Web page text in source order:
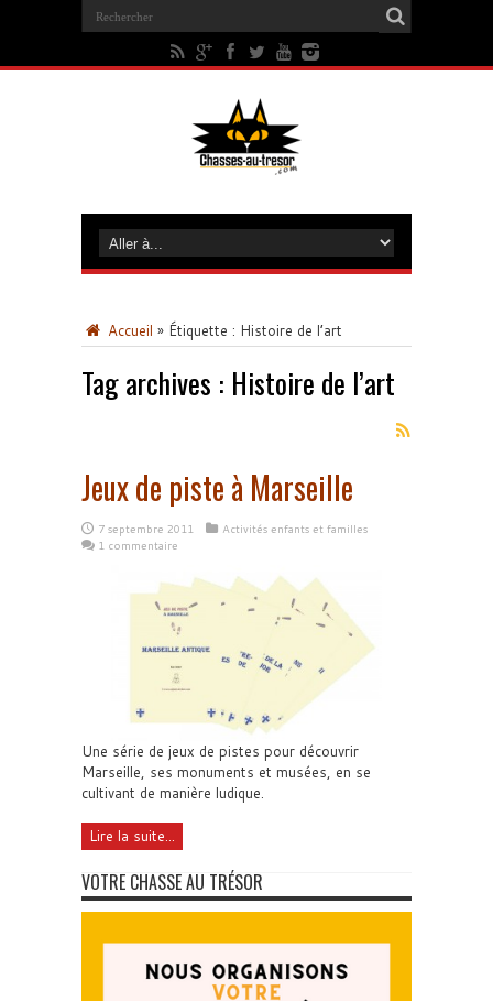
Accueil » Étiquette : Histoire de l’art
Tag archives : Histoire de l’art
Jeux de piste à Marseille
7 septembre 2011
Activités enfants et familles
1 commentaire
Une série de jeux de pistes pour découvrir
Marseille, ses monuments et musées, en se
cultivant de manière ludique.
Lire la suite...
VOTRE CHASSE AU TRÉSOR